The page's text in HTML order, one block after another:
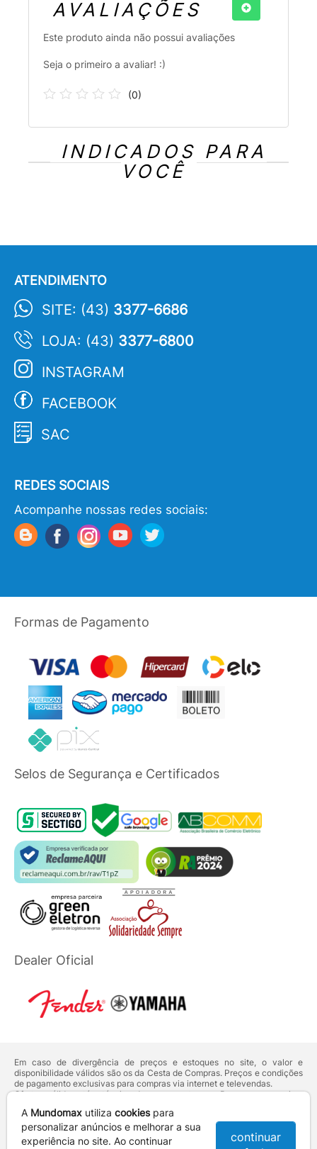
AVALIAÇÕES
Este produto ainda não possui avaliações
Seja o primeiro a avaliar! :)
(0)
INDICADOS PARA
VOCÊ
ATENDIMENTO
SITE: (43) 3377-6686
LOJA: (43) 3377-6800
INSTAGRAM
FACEBOOK
SAC
REDES SOCIAIS
Acompanhe nossas redes sociais:
Formas de Pagamento
Selos de Segurança e Certificados
Dealer Oficial
Em caso de divergência de preços e estoques no site, o valor e
disponibilidade válidos são os da Cesta de Compras. Preços e condições
de pagamento exclusivas para compras via internet e televendas.
Ofertas válidas até o término de nossos estoques. Para compras acima
deVenda Corporativa.
Os preços apresentados no site prevalecem sobre outros anunciados em
qualquer outro meio de comunicação ou sites de buscas. Código de
A Mundomax utiliza cookiespara
personalizar anúncios e melhorar a sua
experiência no site. Ao continuar
continuar